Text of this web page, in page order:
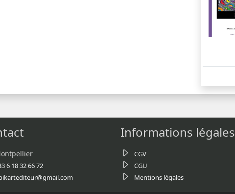
6 18 32 66 72
Informations légales
CGV
CGU
Mentions légales